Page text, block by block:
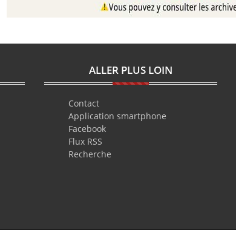
ALLER PLUS LOIN
Contact
Application smartphone
Facebook
Flux RSS
Recherche